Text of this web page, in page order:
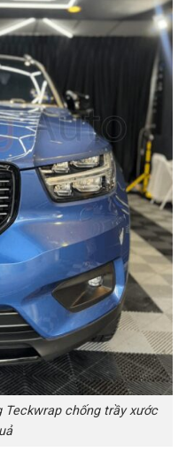
Teckwrap chống trầy xước